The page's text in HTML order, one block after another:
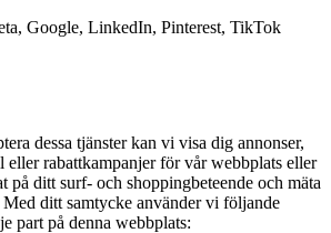
Google, LinkedIn, Pinterest, TikTok
dessa tjänster kan vi visa dig annonser,
eller rabattkampanjer för vår webbplats eller
på ditt surf- och shoppingbeteende och mäta
Med ditt samtycke använder vi följande
part på denna webbplats: